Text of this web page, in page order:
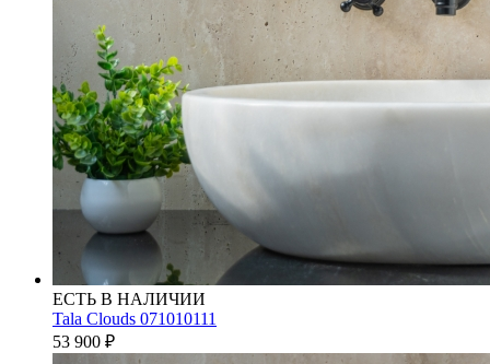
ЕСТЬ В НАЛИЧИИ
Tala Clouds 071010111
53 900 ₽